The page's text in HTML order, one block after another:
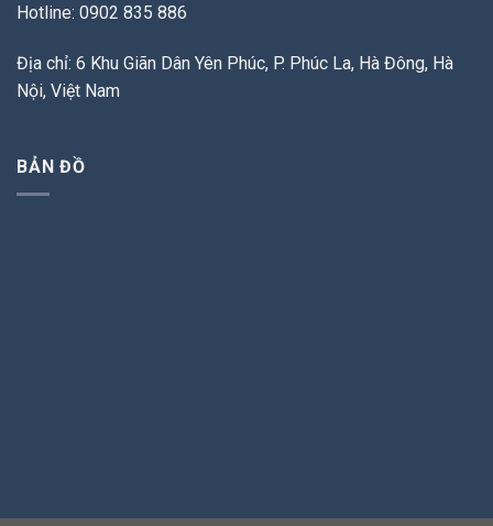
Hotline: 0902 835 886
Địa chỉ: 6 Khu Giãn Dân Yên Phúc, P. Phúc La, Hà Đông, Hà
Nội, Việt Nam
BẢN ĐỒ